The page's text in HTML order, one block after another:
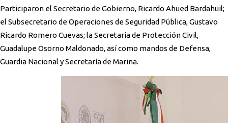
Participaron el Secretario de Gobierno, Ricardo Ahued Bardahuil;
el Subsecretario de Operaciones de Seguridad Pública, Gustavo
Ricardo Romero Cuevas; la Secretaria de Protección Civil,
Guadalupe Osorno Maldonado, así como mandos de Defensa,
Guardia Nacional y Secretaría de Marina.